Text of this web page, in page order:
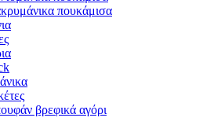
πουκάμισα
βρεφικά αγόρι